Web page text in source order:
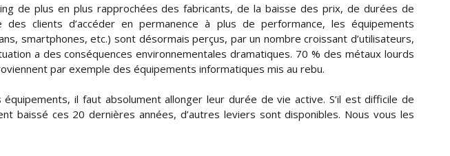
de plus en plus rapprochées des fabricants, de la baisse des prix, de durées de
clients d’accéder en permanence à plus de performance, les équipements
smartphones, etc.) sont désormais perçus, par un nombre croissant d’utilisateurs,
a des conséquences environnementales dramatiques. 70 % des métaux lourds
par exemple des équipements informatiques mis au rebu.
il faut absolument allonger leur durée de vie active. S’il est difficile de
baissé ces 20 dernières années, d’autres leviers sont disponibles. Nous vous les